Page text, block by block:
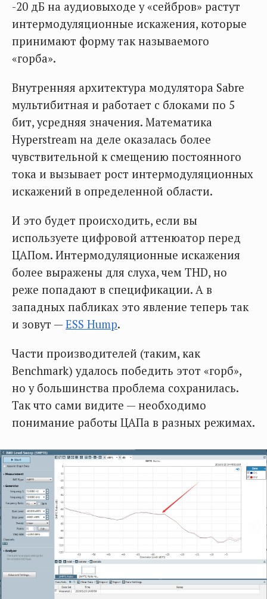
-20 дБ на аудиовыходе у «сейбров» растут
интермодуляционные искажения, которые
принимают форму так называемого
«горба».
Внутренняя архитектура модулятора Sabre
мультибитная и работает с блоками по 5
бит, усредняя значения. Математика
Hyperstream на деле оказалась более
чувствительной к смещению постоянного
тока и вызывает рост интермодуляционных
искажений в определенной области.
И это будет происходить, если вы
используете цифровой аттенюатор перед
ЦАПом. Интермодуляционные искажения
более выражены для слуха, чем THD, но
реже попадают в спецификации. А в
западных пабликах это явление теперь так
и зовут — ESS Hump.
Части производителей (таким, как
Benchmark) удалось победить этот «горб»,
но у большинства проблема сохранилась.
Так что сами видите — необходимо
понимание работы ЦАПа в разных режимах.